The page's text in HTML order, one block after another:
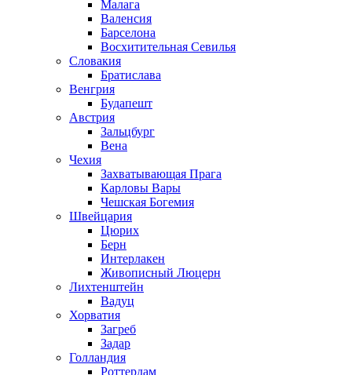
Малага
Валенсия
Барселона
Восхитительная Севилья
Словакия
Братислава
Венгрия
Будапешт
Австрия
Зальцбург
Вена
Чехия
Захватывающая Прага
Карловы Вары
Чешская Богемия
Швейцария
Цюрих
Берн
Интерлакен
Живописный Люцерн
Лихтенштейн
Вадуц
Хорватия
Загреб
Задар
Голландия
Роттердам